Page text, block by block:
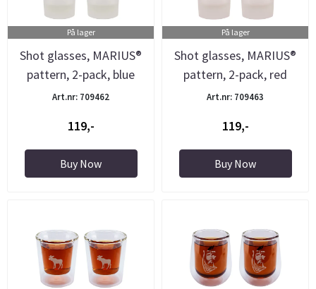
På lager
Shot glasses, MARIUS®
pattern, 2-pack, blue
Art.nr: 709462
119,-
Buy Now
På lager
Shot glasses, MARIUS®
pattern, 2-pack, red
Art.nr: 709463
119,-
Buy Now